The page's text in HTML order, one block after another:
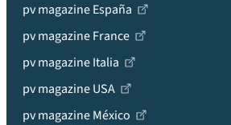
pv magazine España
pv magazine France
pv magazine Italia
pv magazine USA
pv magazine México